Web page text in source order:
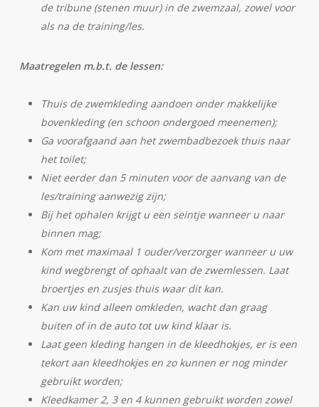
de tribune (stenen muur) in de zwemzaal, zowel voor
als na de training/les.
Maatregelen m.b.t. de lessen:
Thuis de zwemkleding aandoen onder makkelijke
bovenkleding (en schoon ondergoed meenemen);
Ga voorafgaand aan het zwembadbezoek thuis naar
het toilet;
Niet eerder dan 5 minuten voor de aanvang van de
les/training aanwezig zijn;
Bij het ophalen krijgt u een seintje wanneer u naar
binnen mag;
Kom met maximaal 1 ouder/verzorger wanneer u uw
kind wegbrengt of ophaalt van de zwemlessen. Laat
broertjes en zusjes thuis waar dit kan.
Kan uw kind alleen omkleden, wacht dan graag
buiten of in de auto tot uw kind klaar is.
Laat geen kleding hangen in de kleedhokjes, er is een
tekort aan kleedhokjes en zo kunnen er nog minder
gebruikt worden;
Kleedkamer 2, 3 en 4 kunnen gebruikt worden zowel